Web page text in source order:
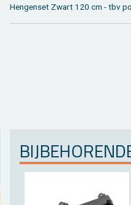
Hen­gen­set Zwart 120 cm - tbv